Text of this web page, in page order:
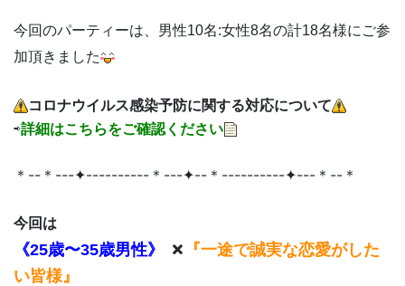
今回のパーティーは、男性10名:女性8名の計18名様にご参
加頂きました
コロナウイルス感染予防に関する対応について
⇨詳細はこちらをご確認ください
＊--＊---✦----------＊---✦--＊----------✦---＊--＊
今回は
《25歳〜35歳男性》
× 『一途で誠実な恋愛がした
い皆様』